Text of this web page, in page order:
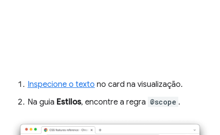
Inspecione o texto no card na visualização.
Na guia Estilos, encontre a regra @scope .